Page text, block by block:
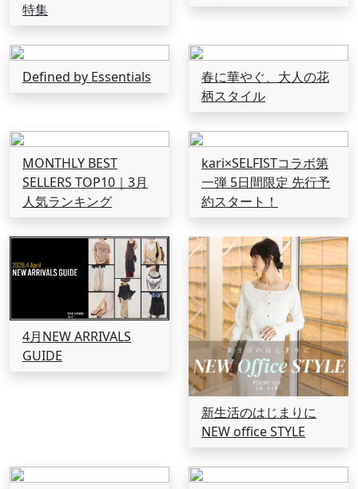
特集
Defined by Essentials
春に華やぐ、大人の花
柄スタイル
MONTHLY BEST
SELLERS TOP10｜3月
人気ランキング
kari×SELFISTコラボ第
一弾 5日間限定 先行予
約スタート！
4月NEW ARRIVALS
GUIDE
新生活のはじまりに
NEW office STYLE